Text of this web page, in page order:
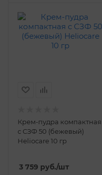
Крем-пудра компактная
с СЗФ 50 (бежевый)
Нelioсare 10 гр
3 759 руб./шт